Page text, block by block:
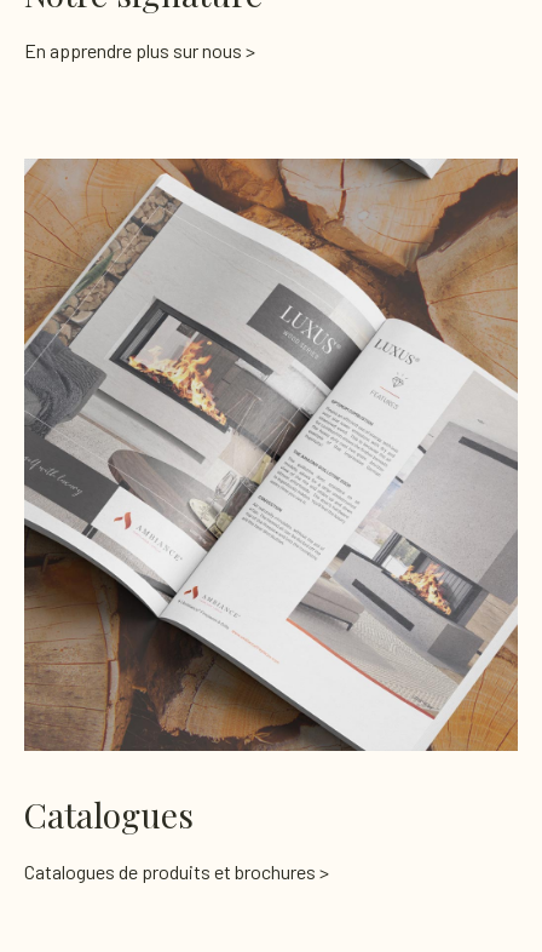
En apprendre plus sur nous >
Catalogues
Catalogues de produits et brochures >